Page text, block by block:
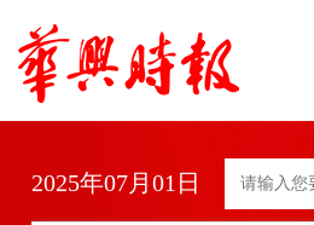
2025年07月01日